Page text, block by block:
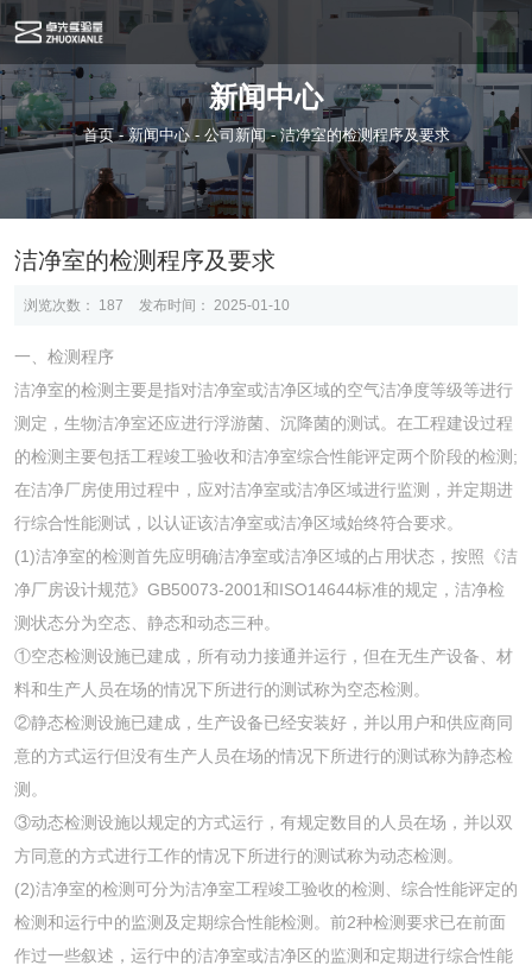
新闻中心
首页-新闻中心 - 公司新闻 -洁净室的检测程序及要求
洁净室的检测程序及要求
浏览次数： 187 发布时间： 2025-01-10
一、检测程序
洁净室的检测主要是指对洁净室或洁净区域的空气洁净度等级等进行
测定，生物洁净室还应进行浮游菌、沉降菌的测试。在工程建设过程
的检测主要包括工程竣工验收和洁净室综合性能评定两个阶段的检测;
在洁净厂房使用过程中，应对洁净室或洁净区域进行监测，并定期进
行综合性能测试，以认证该洁净室或洁净区域始终符合要求。
(1)洁净室的检测首先应明确洁净室或洁净区域的占用状态，按照《洁
净厂房设计规范》GB50073-2001和ISO14644标准的规定，洁净检
测状态分为空态、静态和动态三种。
①空态检测设施已建成，所有动力接通并运行，但在无生产设备、材
料和生产人员在场的情况下所进行的测试称为空态检测。
②静态检测设施已建成，生产设备已经安装好，并以用户和供应商同
意的方式运行但没有生产人员在场的情况下所进行的测试称为静态检
测。
③动态检测设施以规定的方式运行，有规定数目的人员在场，并以双
方同意的方式进行工作的情况下所进行的测试称为动态检测。
(2)洁净室的检测可分为洁净室工程竣工验收的检测、综合性能评定的
检测和运行中的监测及定期综合性能检测。前2种检测要求已在前面
作过一些叙述，运行中的洁净室或洁净区的监测和定期进行综合性能